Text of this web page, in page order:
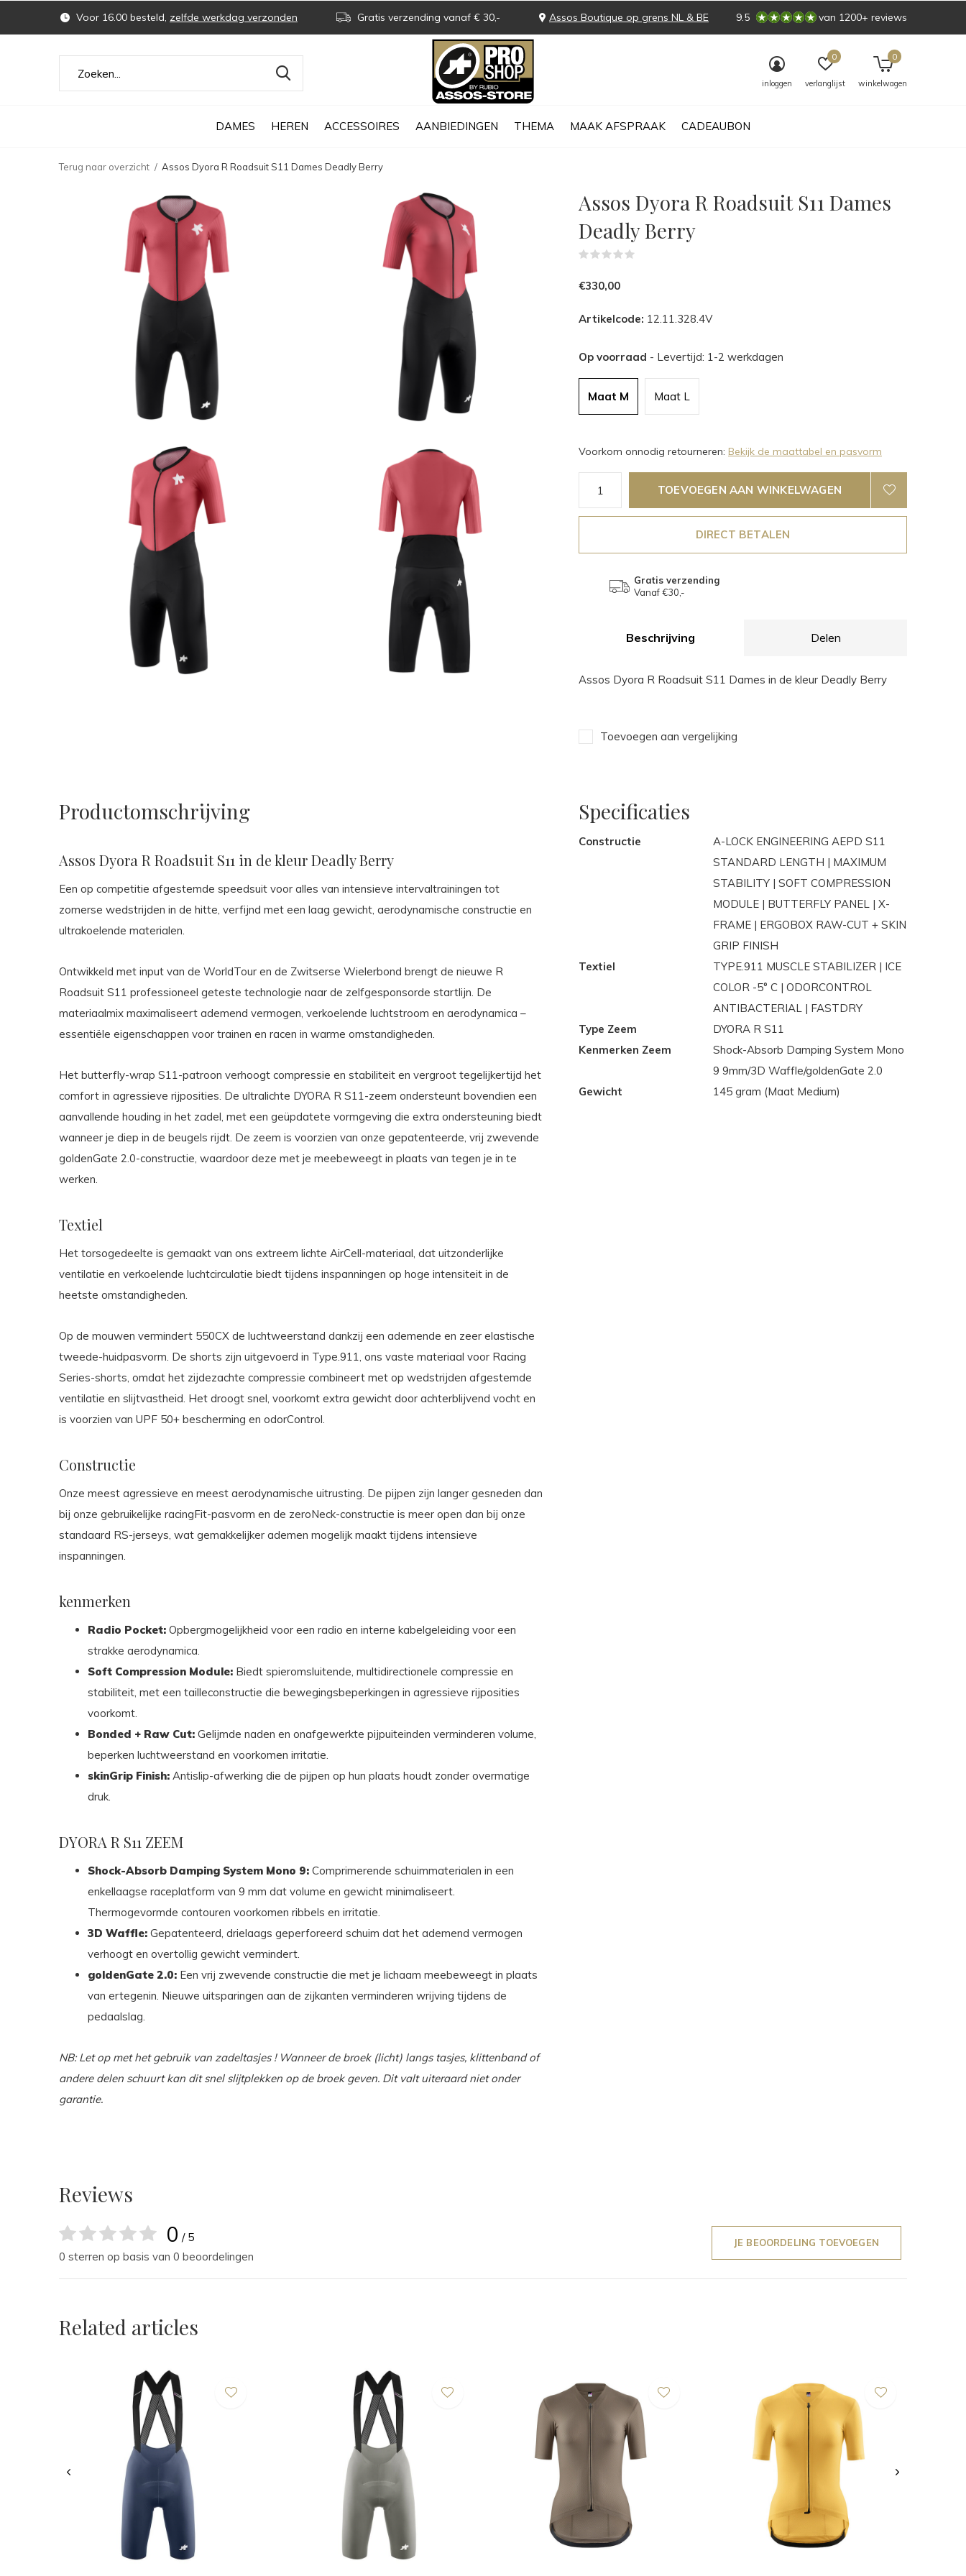
DAMES HEREN ACCESSOIRES AANBIEDINGEN THEMA MAAK AFSPRAAK CADEAUBON
inloggen verlanglijst
0
winkelwagen
0
Voor 16.00 besteld, zelfde werkdag verzonden Gratis verzending vanaf € 30,- Assos Boutique op grens NL & BE 9.5 van 1200+ reviews
Terug naar overzicht Assos Dyora R Roadsuit S11 Dames Deadly Berry
Assos Dyora R Roadsuit S11 Dames
Deadly Berry
€330,00
Artikelcode: 12.11.328.4V
Op voorraad - Levertijd: 1-2 werkdagen
Maat M Maat L
Voorkom onnodig retourneren: Bekijk de maattabel en pasvorm
TOEVOEGEN AAN WINKELWAGEN
DIRECT BETALEN
Gratis verzending
Vanaf €30,-
Beschrijving Delen
Assos Dyora R Roadsuit S11 Dames in de kleur Deadly Berry
Toevoegen aan vergelijking
Productomschrijving
Assos Dyora R Roadsuit S11 in de kleur Deadly Berry
Een op competitie afgestemde speedsuit voor alles van intensieve intervaltrainingen tot
zomerse wedstrijden in de hitte, verfijnd met een laag gewicht, aerodynamische constructie en
ultrakoelende materialen.
Ontwikkeld met input van de WorldTour en de Zwitserse Wielerbond brengt de nieuwe R
Roadsuit S11 professioneel geteste technologie naar de zelfgesponsorde startlijn. De
materiaalmix maximaliseert ademend vermogen, verkoelende luchtstroom en aerodynamica –
essentiële eigenschappen voor trainen en racen in warme omstandigheden.
Het butterfly-wrap S11-patroon verhoogt compressie en stabiliteit en vergroot tegelijkertijd het
comfort in agressieve rijposities. De ultralichte DYORA R S11-zeem ondersteunt bovendien een
aanvallende houding in het zadel, met een geüpdatete vormgeving die extra ondersteuning biedt
wanneer je diep in de beugels rijdt. De zeem is voorzien van onze gepatenteerde, vrij zwevende
goldenGate 2.0-constructie, waardoor deze met je meebeweegt in plaats van tegen je in te
werken.
Textiel
Het torsogedeelte is gemaakt van ons extreem lichte AirCell-materiaal, dat uitzonderlijke
ventilatie en verkoelende luchtcirculatie biedt tijdens inspanningen op hoge intensiteit in de
heetste omstandigheden.
Op de mouwen vermindert 550CX de luchtweerstand dankzij een ademende en zeer elastische
tweede-huidpasvorm. De shorts zijn uitgevoerd in Type.911, ons vaste materiaal voor Racing
Series-shorts, omdat het zijdezachte compressie combineert met op wedstrijden afgestemde
ventilatie en slijtvastheid. Het droogt snel, voorkomt extra gewicht door achterblijvend vocht en
is voorzien van UPF 50+ bescherming en odorControl.
Constructie
Onze meest agressieve en meest aerodynamische uitrusting. De pijpen zijn langer gesneden dan
bij onze gebruikelijke racingFit-pasvorm en de zeroNeck-constructie is meer open dan bij onze
standaard RS-jerseys, wat gemakkelijker ademen mogelijk maakt tijdens intensieve
inspanningen.
kenmerken
Radio Pocket: Opbergmogelijkheid voor een radio en interne kabelgeleiding voor een
strakke aerodynamica.
Soft Compression Module: Biedt spieromsluitende, multidirectionele compressie en
stabiliteit, met een tailleconstructie die bewegingsbeperkingen in agressieve rijposities
voorkomt.
Bonded + Raw Cut: Gelijmde naden en onafgewerkte pijpuiteinden verminderen volume,
beperken luchtweerstand en voorkomen irritatie.
skinGrip Finish: Antislip-afwerking die de pijpen op hun plaats houdt zonder overmatige
druk.
DYORA R S11 ZEEM
Shock-Absorb Damping System Mono 9: Comprimerende schuimmaterialen in een
enkellaagse raceplatform van 9 mm dat volume en gewicht minimaliseert.
Thermogevormde contouren voorkomen ribbels en irritatie.
3D Waffle: Gepatenteerd, drielaags geperforeerd schuim dat het ademend vermogen
verhoogt en overtollig gewicht vermindert.
goldenGate 2.0: Een vrij zwevende constructie die met je lichaam meebeweegt in plaats
van ertegenin. Nieuwe uitsparingen aan de zijkanten verminderen wrijving tijdens de
pedaalslag.
NB: Let op met het gebruik van zadeltasjes ! Wanneer de broek (licht) langs tasjes, klittenband of
andere delen schuurt kan dit snel slijtplekken op de broek geven. Dit valt uiteraard niet onder
garantie.
Specificaties
Constructie
A-LOCK ENGINEERING AEPD S11
STANDARD LENGTH | MAXIMUM
STABILITY | SOFT COMPRESSION
MODULE | BUTTERFLY PANEL | X-
FRAME | ERGOBOX RAW-CUT + SKIN
GRIP FINISH
Textiel
TYPE.911 MUSCLE STABILIZER | ICE
COLOR -5° C | ODORCONTROL
ANTIBACTERIAL | FASTDRY
Type Zeem
DYORA R S11
Kenmerken Zeem
Shock-Absorb Damping System Mono
9 9mm/3D Waffle/goldenGate 2.0
Gewicht
145 gram (Maat Medium)
Reviews
0 / 5
0 sterren op basis van 0 beoordelingen
JE BEOORDELING TOEVOEGEN
Related articles